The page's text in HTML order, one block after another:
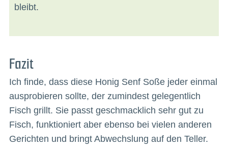
bleibt.
Fazit
Ich finde, dass diese Honig Senf Soße jeder einmal
ausprobieren sollte, der zumindest gelegentlich
Fisch grillt. Sie passt geschmacklich sehr gut zu
Fisch, funktioniert aber ebenso bei vielen anderen
Gerichten und bringt Abwechslung auf den Teller.